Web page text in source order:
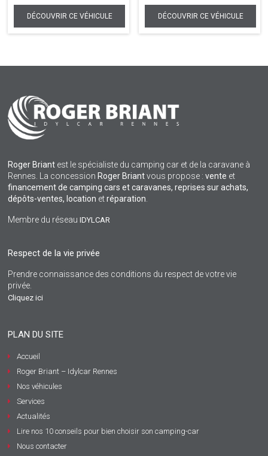
Roger Briant est le spécialiste du camping car et de la caravane à
Rennes. La concession Roger Briantvous propose : vente et
financement de camping cars et caravanes, reprises sur achats,
dépôts-ventes, location etréparation
Membre du réseauIDYLCAR
Respect de la vie privée
Prendre connaissance des conditions du respect de votre vie
privée.
Cliquez ici
PLAN DU SITE
Accueil
Roger Briant – Idylcar Rennes
Nos véhicules
Services
Actualités
Lire nos 10 conseils pour bien choisir son camping-car
Nous contacter